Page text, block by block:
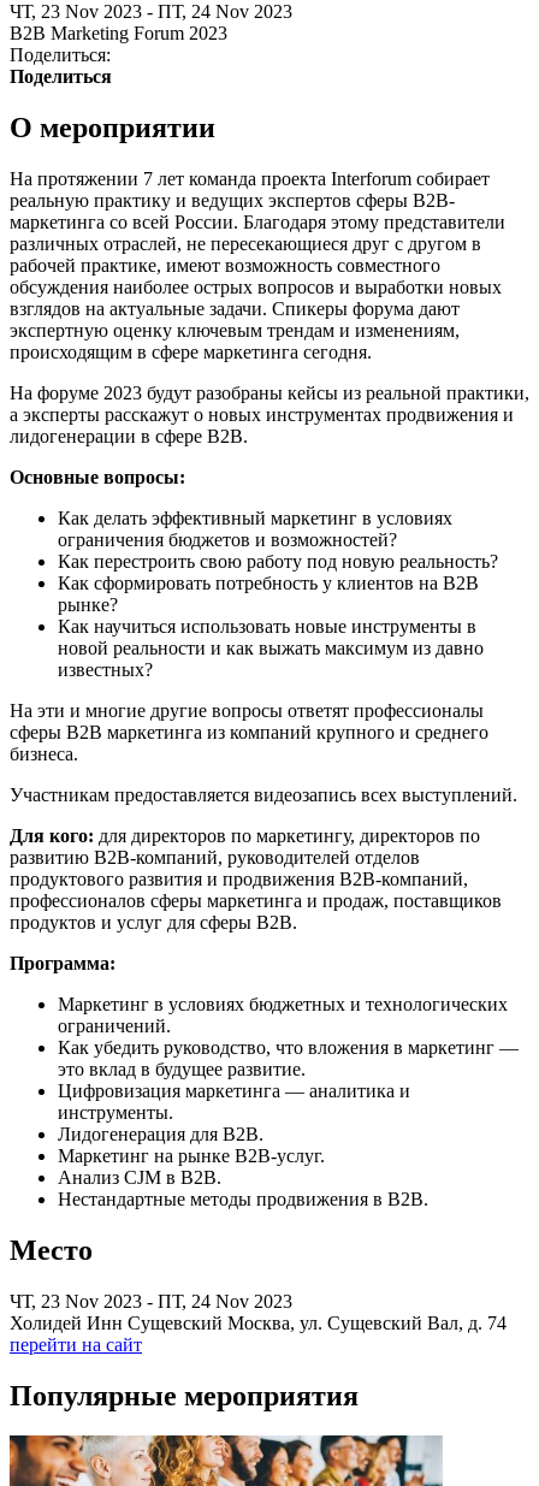
ЧТ, 23 Nov 2023 - ПТ, 24 Nov 2023
B2B Marketing Forum 2023
Поделиться:
Поделиться
О мероприятии
На протяжении 7 лет команда проекта Interforum собирает
реальную практику и ведущих экспертов сферы B2B-
маркетинга со всей России. Благодаря этому представители
различных отраслей, не пересекающиеся друг с другом в
рабочей практике, имеют возможность совместного
обсуждения наиболее острых вопросов и выработки новых
взглядов на актуальные задачи. Спикеры форума дают
экспертную оценку ключевым трендам и изменениям,
происходящим в сфере маркетинга сегодня.
На форуме 2023 будут разобраны кейсы из реальной практики,
а эксперты расскажут о новых инструментах продвижения и
лидогенерации в сфере B2B.
Основные вопросы:
Как делать эффективный маркетинг в условиях
ограничения бюджетов и возможностей?
Как перестроить свою работу под новую реальность?
Как сформировать потребность у клиентов на B2B
рынке?
Как научиться использовать новые инструменты в
новой реальности и как выжать максимум из давно
известных?
На эти и многие другие вопросы ответят профессионалы
сферы B2B маркетинга из компаний крупного и среднего
бизнеса.
Участникам предоставляется видеозапись всех выступлений.
Для кого: для директоров по маркетингу, директоров по
развитию B2B-компаний, руководителей отделов
продуктового развития и продвижения B2B-компаний,
профессионалов сферы маркетинга и продаж, поставщиков
продуктов и услуг для сферы B2B.
Программа:
Маркетинг в условиях бюджетных и технологических
ограничений.
Как убедить руководство, что вложения в маркетинг —
это вклад в будущее развитие.
Цифровизация маркетинга — аналитика и
инструменты.
Лидогенерация для B2B.
Маркетинг на рынке B2B-услуг.
Анализ CJM в B2B.
Нестандартные методы продвижения в B2B.
Место
ЧТ, 23 Nov 2023 - ПТ, 24 Nov 2023
Холидей Инн Сущевский Москва, ул. Сущевский Вал, д. 74
перейти на сайт
Популярные мероприятия